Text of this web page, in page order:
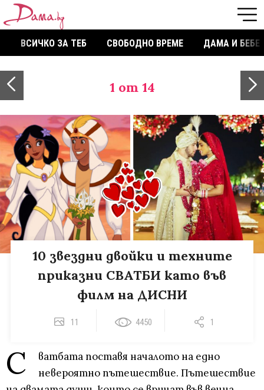
ВСИЧКО ЗА ТЕБ СВОБОДНО ВРЕМЕ ДАМА И БЕБЕ
1 от 14
10 звездни двойки и техните
приказни СВАТБИ като във
филм на ДИСНИ
11 4450 1
С
ватбата поставя началото на едно
невероятно пътешествие. Пътешествие